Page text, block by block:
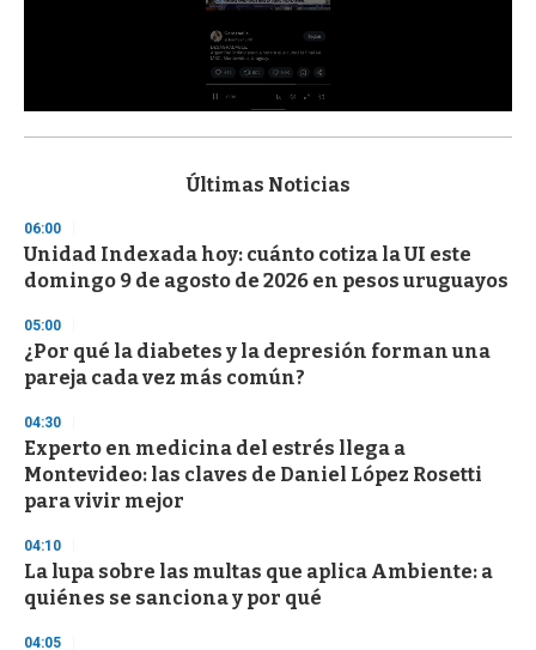
s
d
s
o
f
3
s
e
c
n
d
s
Últimas Noticias
06:00
Unidad Indexada hoy: cuánto cotiza la UI este
domingo 9 de agosto de 2026 en pesos uruguayos
05:00
¿Por qué la diabetes y la depresión forman una
pareja cada vez más común?
04:30
Experto en medicina del estrés llega a
Montevideo: las claves de Daniel López Rosetti
para vivir mejor
04:10
La lupa sobre las multas que aplica Ambiente: a
quiénes se sanciona y por qué
04:05